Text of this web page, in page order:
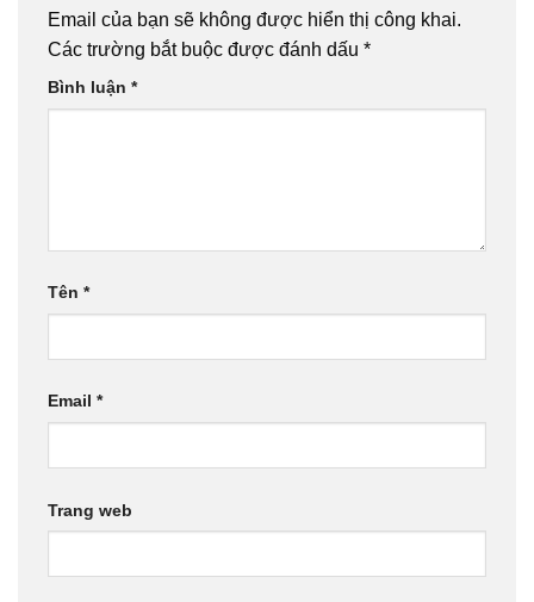
Email của bạn sẽ không được hiển thị công khai.
Các trường bắt buộc được đánh dấu *
Bình luận *
Tên *
Email *
Trang web